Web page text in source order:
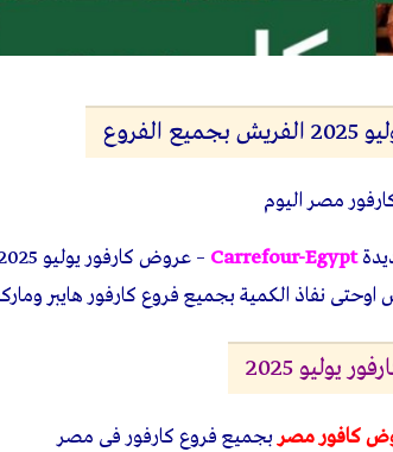
مصر اليوم
Carrefour-Egypt
يوليو 2025
كافور مصربجميع فروع كارفور فى مصر